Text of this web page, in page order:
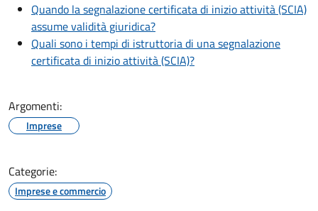
Quando la segnalazione certificata di inizio attività (SCIA)
assume validità giuridica?
Quali sono i tempi di istruttoria di una segnalazione
certificata di inizio attività (SCIA)?
Argomenti:
Imprese
Categorie:
Imprese e commercio